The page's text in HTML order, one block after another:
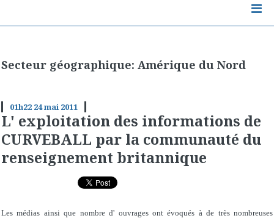
Secteur géographique: Amérique du Nord
01h22 24mai 2011
L' exploitation des informations de
CURVEBALL par la communauté du
renseignement britannique
Les médias ainsi que nombre d' ouvrages ont évoqués à de très nombreuses